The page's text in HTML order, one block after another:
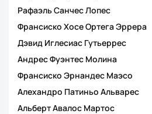
Рафаэль Санчес Лопес
Франсиско Хосе Ортега Эррера
Дэвид Иглесиас Гутьеррес
Андрес Фуэнтес Молина
Франсиско Эрнандес Маэсо
Алехандро Патиньо Альварес
Альберт Авалос Мартос